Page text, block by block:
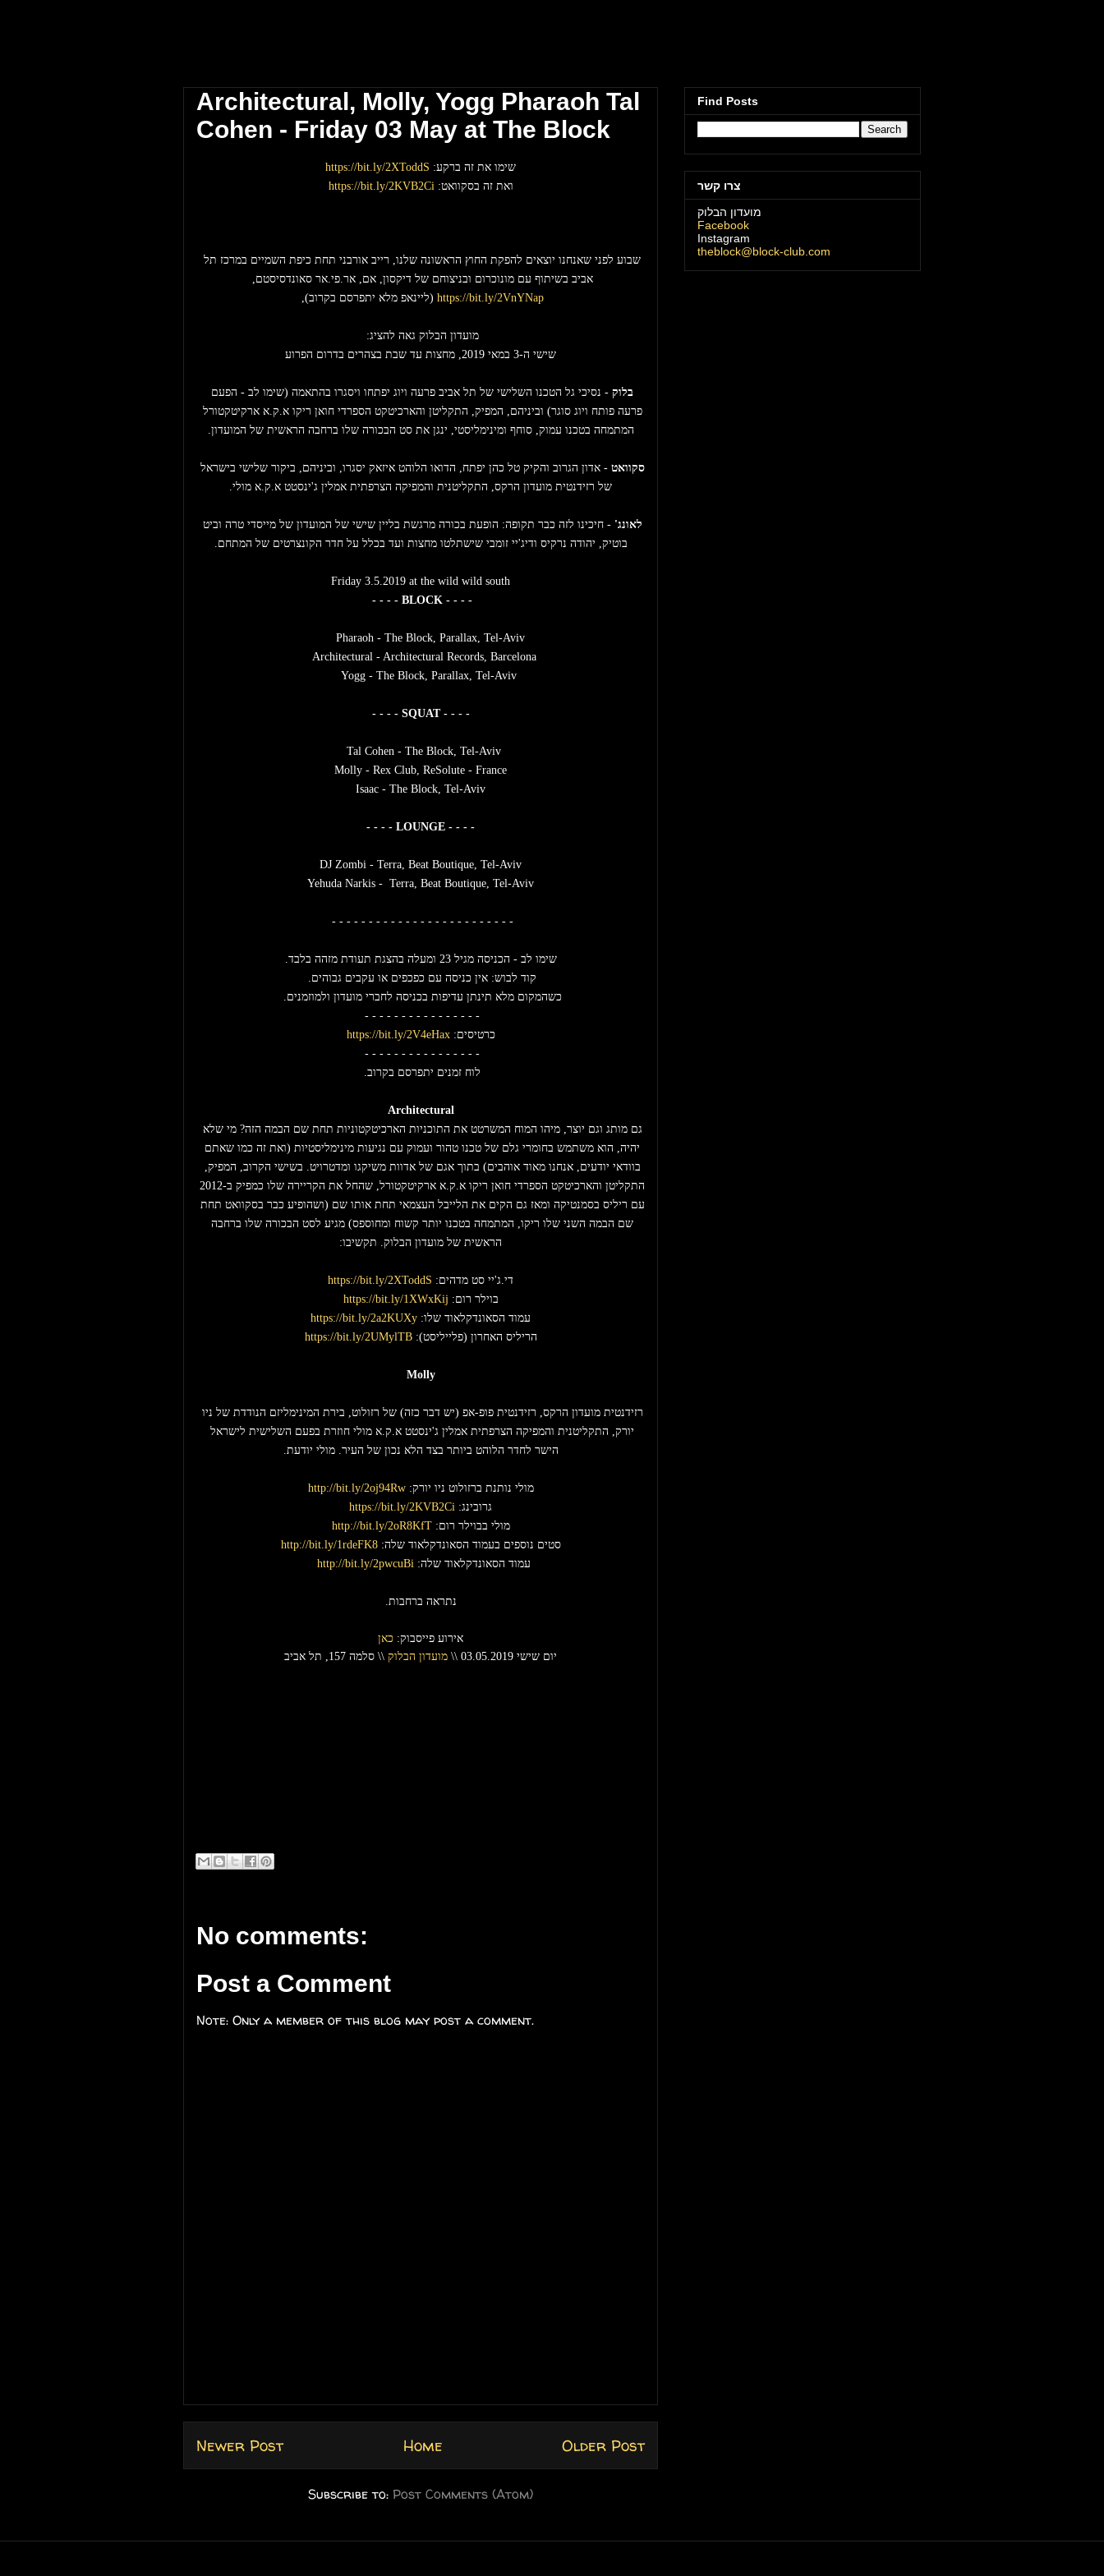
Architectural, Molly, Yogg Pharaoh Tal
Cohen - Friday 03 May at The Block
שימו את זה ברקע: https://bit.ly/2XToddS
ואת זה בסקוואט: https://bit.ly/2KVB2Ci
אביב בשיתוף עם מונוכרום ובניצוחם של דיקסון, אם, אר.פי.אר סאונדסיסטם,
https://bit.ly/2VnYNap (ליינאפ מלא יתפרסם בקרוב),
מועדון הבלוק גאה להציג:
שישי ה-3 במאי 2019, מחצות עד שבת בצהרים בדרום הפרוע
בלוק
המתמחה בטכנו עמוק, סוחף ומינימליסטי, ינגן את סט הבכורה שלו ברחבה הראשית של המועדון.
סקוואט
של רזידנטית מועדון הרקס, התקליטנית והמפיקה הצרפתית אמלין ג'ינסטט א.ק.א מולי.
לאונג'
בוטיק, יהודה נרקיס ודיג'יי זומבי שישתלטו מחצות ועד בכלל על חדר הקונצרטים של המתחם.
Friday 3.5.2019 at the wild wild south
- - - - BLOCK - - - -
Pharaoh - The Block, Parallax, Tel-Aviv
Architectural - Architectural Records, Barcelona
Yogg - The Block, Parallax, Tel-Aviv
- - - - SQUAT - - - -
Tal Cohen - The Block, Tel-Aviv
Molly - Rex Club, ReSolute - France
Isaac - The Block, Tel-Aviv
- - - - LOUNGE - - - -
DJ Zombi - Terra, Beat Boutique, Tel-Aviv
Yehuda Narkis -  Terra, Beat Boutique, Tel-Aviv
- - - - - - - - - - - - - - - - - - - - - - - - -
שימו לב - הכניסה מגיל 23 ומעלה בהצגת תעודת מזהה בלבד.
קוד לבוש: אין כניסה עם כפכפים או עקבים גבוהים.
כשהמקום מלא תינתן עדיפות בכניסה לחברי מועדון ולמוזמנים.
- - - - - - - - - - - - - - - -
כרטיסים: https://bit.ly/2V4eHax
- - - - - - - - - - - - - - - -
לוח זמנים יתפרסם בקרוב.
Architectural
הראשית של מועדון הבלוק. תקשיבו:
די.ג'יי סט מדהים: https://bit.ly/2XToddS
בוילר רום: https://bit.ly/1XWxKij
עמוד הסאונדקלאוד שלו: https://bit.ly/2a2KUXy
הריליס האחרון (פלייליסט): https://bit.ly/2UMylTB
Molly
הישר לחדר הלוהט ביותר בצד הלא נכון של העיר. מולי יודעת.
מולי נותנת ברזולוט ניו יורק: http://bit.ly/2oj94Rw
גרובינג: https://bit.ly/2KVB2Ci
מולי בבוילר רום: http://bit.ly/2oR8KfT
סטים נוספים בעמוד הסאונדקלאוד שלה: http://bit.ly/1rdeFK8
עמוד הסאונדקלאוד שלה: http://bit.ly/2pwcuBi
נתראה ברחבות.
אירוע פייסבוק: כאן
יום שישי 03.05.2019 \\
מועדון הבלוק \\ סלמה 157, תל אביב
No comments:
Post a Comment
Note: Only a member of this blog may post a comment.
Newer Post Older Post
Home
Subscribe to: Post Comments (Atom)
Find Posts
צרו קשר
מועדון הבלוק
Facebook
Instagram
theblock@block-club.com